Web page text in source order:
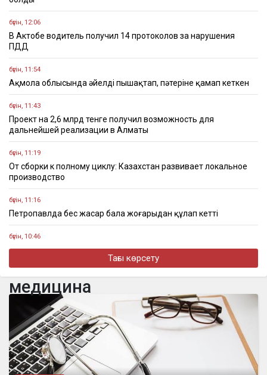
бүгін, 12:06
В Актобе водитель получил 14 протоколов за нарушения
ПДД
бүгін, 11:54
Ақмола облысында әйелді пышақтап, пәтеріне қамап кеткен
бүгін, 11:43
Проект на 2,6 млрд тенге получил возможность для
дальнейшей реализации в Алматы
бүгін, 11:19
От сборки к полному циклу: Казахстан развивает локальное
производство
бүгін, 11:16
Петропавлда бес жасар бала жоғарыдан құлап кетті
бүгін, 10:46
Абай күні: Ұлы ақынның туғанына 181 жыл толды
Блогера «Маха.dxb» объявили в международный розыск
Тағы көрсету
медицина